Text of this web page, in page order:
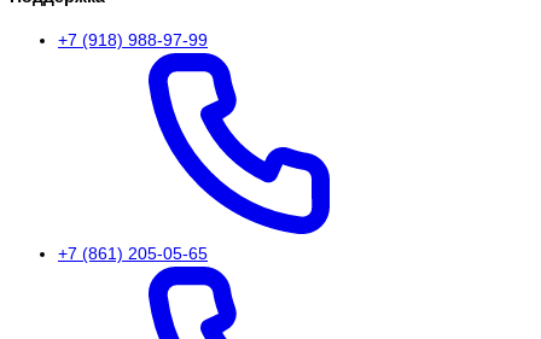
+7 (918) 988-97-99
+7 (861) 205-05-65